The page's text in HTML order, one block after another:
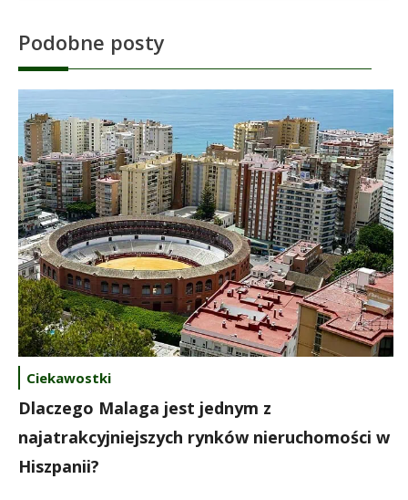
Podobne posty
Ciekawostki
Dlaczego Malaga jest jednym z
najatrakcyjniejszych rynków nieruchomości w
Hiszpanii?